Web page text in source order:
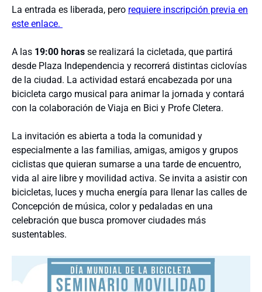
La entrada es liberada, pero requiere inscripción previa en
este enlace.
A las 19:00 horas se realizará la cicletada, que partirá
desde Plaza Independencia y recorrerá distintas ciclovías
de la ciudad. La actividad estará encabezada por una
bicicleta cargo musical para animar la jornada y contará
con la colaboración de Viaja en Bici y Profe Cletera.
La invitación es abierta a toda la comunidad y
especialmente a las familias, amigas, amigos y grupos
ciclistas que quieran sumarse a una tarde de encuentro,
vida al aire libre y movilidad activa. Se invita a asistir con
bicicletas, luces y mucha energía para llenar las calles de
Concepción de música, color y pedaladas en una
celebración que busca promover ciudades más
sustentables.